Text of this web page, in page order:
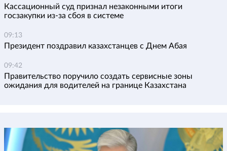
Кассационный суд признал незаконными итоги
госзакупки из-за сбоя в системе
09:13
Президент поздравил казахстанцев с Днем Абая
09:42
Правительство поручило создать сервисные зоны
ожидания для водителей на границе Казахстана